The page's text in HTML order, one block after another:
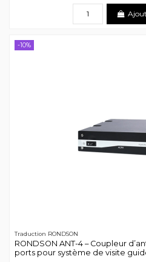
-10%
Traduction RONDSON
RONDSON ANT-4 – Coupleur
ports pour système de visite